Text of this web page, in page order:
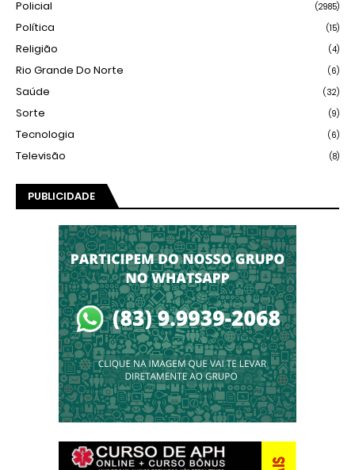
Policial (2985)
Política (15)
Religião (4)
Rio Grande Do Norte (6)
Saúde (32)
Sorte (9)
Tecnologia (6)
Televisão (8)
PUBLICIDADE